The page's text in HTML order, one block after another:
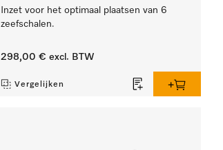
Inzet voor het optimaal plaatsen van 6
zeefschalen.
298,00 € excl. BTW
Vergelijken